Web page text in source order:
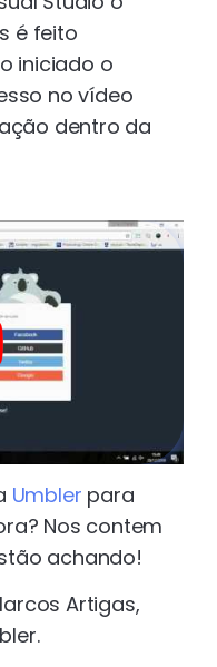
é feito
iniciado o
no vídeo
dentro da
Umbler para
Nos contem
achando!
Artigas,